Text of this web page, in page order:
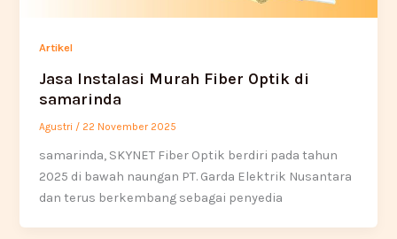
Artikel
Jasa Instalasi Murah Fiber Optik di
samarinda
Agustri / 22 November 2025
samarinda, SKYNET Fiber Optik berdiri pada tahun
2025 di bawah naungan PT. Garda Elektrik Nusantara
dan terus berkembang sebagai penyedia